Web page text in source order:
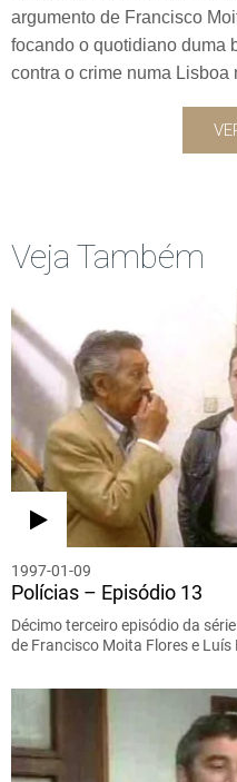
argumento de Francisco
focando o quotidiano duma
contra o crime numa Lisboa
Veja Também
1997-01-09
Polícias – Episódio 13
Décimo terceiro episódio da
de Francisco Moita Flores e